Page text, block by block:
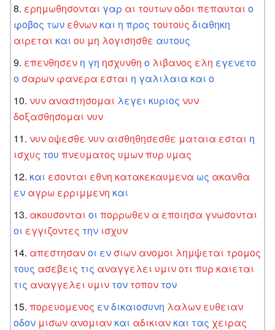
ερημωθησονται γαρ αι τουτωνοδοι πεπαυται ο
φοβος των εθνων και η προς τουτους διαθηκη
αιρεται και ου μη λογισησθε αυτους
επενθησεν η γη ησχυνθη ο λιβανος ελη εγενετο
ο σαρων φανερα εσται η γαλιλαια και ο
νυν αναστησομαι λεγει κυριος νυν
δοξασθησομαι νυν
νυνοψεσθε νυν αισθηθησεσθε ματαια εσται η
ισχυς του πνευματος υμωνπυρ υμας
και εσονται εθνη κατακεκαυμενα ως ακανθα
εν αγρω ερριμμενη και
ακουσονται οι πορρωθεν α εποιησα γνωσονται
οι εγγιζοντες την ισχυν
απεστησανοι εν σιων ανομοι λημψεται τρομος
τους ασεβεις τις αναγγελει υμινοτι πυρ καιεται
τις αναγγελει υμιν τον τοπον τον
πορευομενος ενδικαιοσυνη λαλων ευθειαν
οδον μισων ανομιαν και αδικιαν και τας χειρας